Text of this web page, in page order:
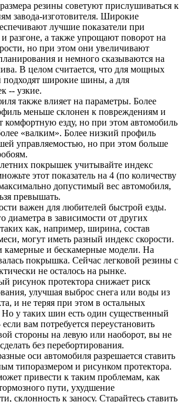
резины советуют прислушиваться к
завода-изготовителя. Широкие
лучшие показатели при
разгоне, а также упрощают поворот на
но при этом они увеличивают
и немного сказываются на
В целом считается, что для мощных
подходят широкие шины, а для
-- узкие.
также влияет на параметры. Более
меньше склонен к повреждениям и
комфортную езду, но при этом автомобиль
«валким». Более низкий профиль
управляемостью, но при этом больше
покрышек учитывайте индекс
этот показатель на 4 (по количеству
допустимый вес автомобиля,
превышать.
важен для любителей быстрой езды.
в зависимости от других
как, например, ширина, состав
могут иметь разный индекс скорости.
камерные и бескамерные модели. На
покрышка. Сейчас легковой резины с
не осталось на рынке.
рисунок протектора снижает риск
улучшая выброс снега или воды из
и не теряя при этом в остальных
Но у таких шин есть один существенный
если вам потребуется переустановить
стороны на левую или наоборот, вы не
без перебортирования.
оси автомобиля разрешается ставить
типоразмером и рисунком протектора.
привести к таким проблемам, как
пути, ухудшение
склонность к заносу. Старайтесь ставить